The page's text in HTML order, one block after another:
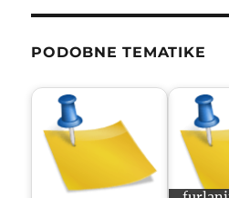
PODOBNE TEMATIKE